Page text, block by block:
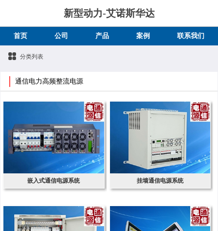
新型动力-艾诺斯华达
首页 公司 产品 案例 联系我们
分类列表
通信电力高频整流电源
嵌入式通信电源系统 挂墙通信电源系统